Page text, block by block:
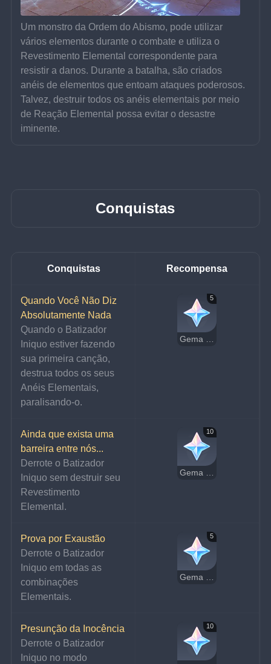
Um monstro da Ordem do Abismo, pode utilizar
vários elementos durante o combate e utiliza o
Revestimento Elemental correspondente para
resistir a danos. Durante a batalha, são criados
anéis de elementos que entoam ataques poderosos.
Talvez, destruir todos os anéis elementais por meio
de Reação Elemental possa evitar o desastre
iminente.
Conquistas
Conquistas Recompensa
Quando Você Não Diz
Absolutamente Nada
Quando o Batizador
Iniquo estiver fazendo
sua primeira canção,
destrua todos os seus
Anéis Elementais,
paralisando-o.
5
Ainda que exista uma
barreira entre nós...
Derrote o Batizador
Iniquo sem destruir seu
Revestimento
Elemental.
10
Prova por Exaustão
Derrote o Batizador
Iniquo em todas as
combinações
Elementais.
5
Presunção da Inocência
Derrote o Batizador
Iniquo no modo
10